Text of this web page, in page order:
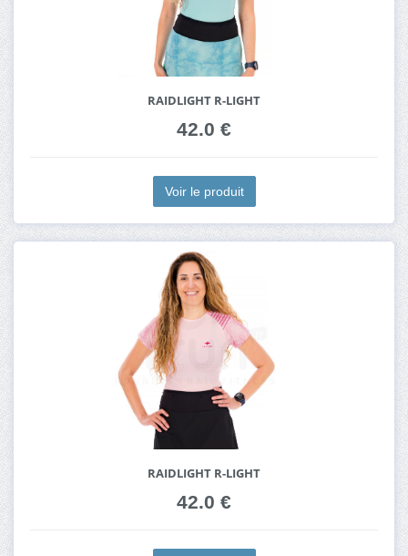
RAIDLIGHT R-LIGHT
42.0 €
Voir le produit
RAIDLIGHT R-LIGHT
42.0 €